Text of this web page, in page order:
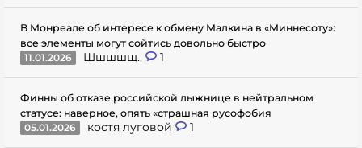
В Монреале об интересе к обмену Малкина в «Миннесоту»:
все элементы могут сойтись довольно быстро
11.01.2026
Шшшшщ.. 1
Финны об отказе российской лыжнице в нейтральном
статусе: наверное, опять «страшная русофобия
05.01.2026
костя луговой 1